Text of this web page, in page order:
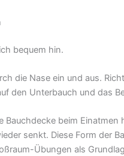
bequem hin.
die Nase ein und aus.
den Unterbauch und das
Bauchdecke beim Einatmen
senkt. Diese Form der
Übungen als